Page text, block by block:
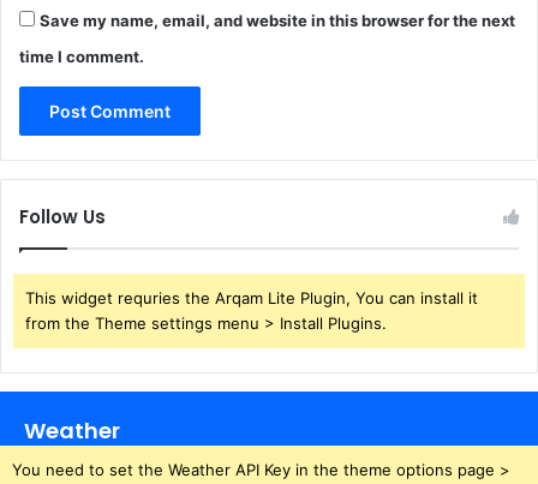
Save my name, email, and website in this browser for the next
time I comment.
Follow Us
This widget requries the Arqam Lite Plugin, You can install it
from the Theme settings menu > Install Plugins.
Weather
You need to set the Weather API Key in the theme options page >